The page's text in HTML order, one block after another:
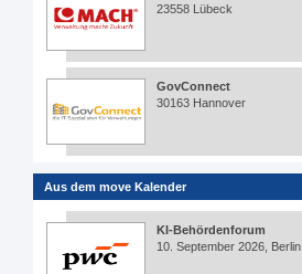
23558 Lübeck
GovConnect
30163 Hannover
Aus dem move Kalender
KI-Behördenforum
10. September 2026, Berlin